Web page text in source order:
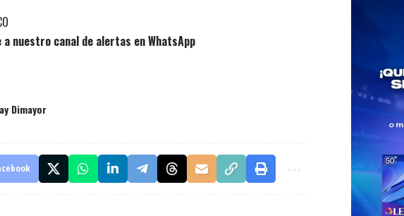
a nuestro canal de alertas en WhatsApp
Dimayor